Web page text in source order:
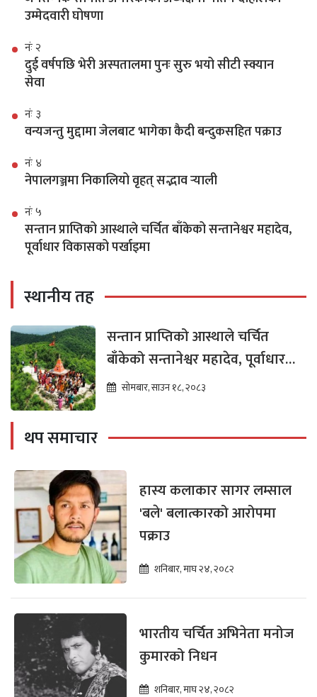
उम्मेदवारी घोषणा
नंः २
दुई वर्षपछि भेरी अस्पतालमा पुनः सुरु भयो सीटी स्क्यान
सेवा
नंः ३
वन्यजन्तु मुद्दामा जेलबाट भागेका कैदी बन्दुकसहित पक्राउ
नंः ४
नेपालगञ्जमा निकालियो वृहत् सद्भाव र्‍याली
नंः ५
सन्तान प्राप्तिको आस्थाले चर्चित बाँकेको सन्तानेश्वर महादेव,
पूर्वाधार विकासको पर्खाइमा
स्थानीय तह
सन्तान प्राप्तिको आस्थाले चर्चित
बाँकेको सन्तानेश्वर महादेव, पूर्वाधार
विकासको पर्खाइमा
सोमबार, साउन १८, २०८३
थप समाचार
हास्य कलाकार सागर लम्साल
'बले' बलात्कारको आरोपमा
पक्राउ
शनिबार, माघ २४, २०८२
भारतीय चर्चित अभिनेता मनोज
कुमारको निधन
शनिबार, माघ २४, २०८२